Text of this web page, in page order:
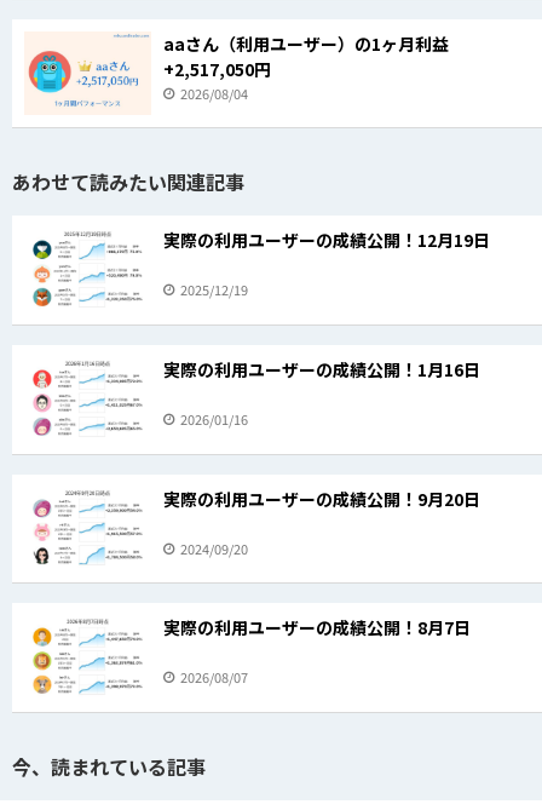
aaさん（利用ユーザー）の1ヶ月利益
+2,517,050円
2026/08/04
あわせて読みたい関連記事
実際の利用ユーザーの成績公開！12月19日
2025/12/19
実際の利用ユーザーの成績公開！1月16日
2026/01/16
実際の利用ユーザーの成績公開！9月20日
2024/09/20
実際の利用ユーザーの成績公開！8月7日
2026/08/07
今、読まれている記事